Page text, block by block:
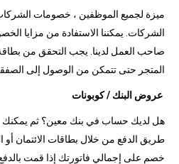
ميزة لجميع الموظفين ، خصومات
الشركات. يمكننا الاستفادة من مزايا
صاحب العمل لدينا. يجب التحقق من
المتجر حتى تتمكن من الوصول إلى
عروض البنك / كوبونات
هل لديك حساب في بنك معين؟ ثم يمكنك
طريق الدفع من خلال بطاقات الائتمان
خصم على إجمالي فاتورتك إذا قمت بالدفع